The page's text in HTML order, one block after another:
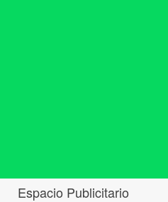
Espacio Publicitario